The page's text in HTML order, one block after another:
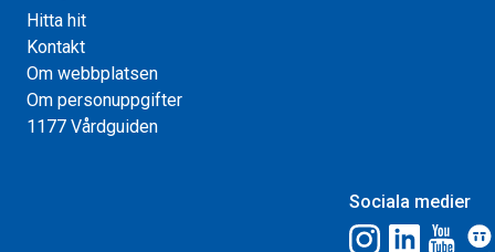
Hitta hit
Kontakt
Om webbplatsen
Om personuppgifter
1177 Vårdguiden
Sociala medier